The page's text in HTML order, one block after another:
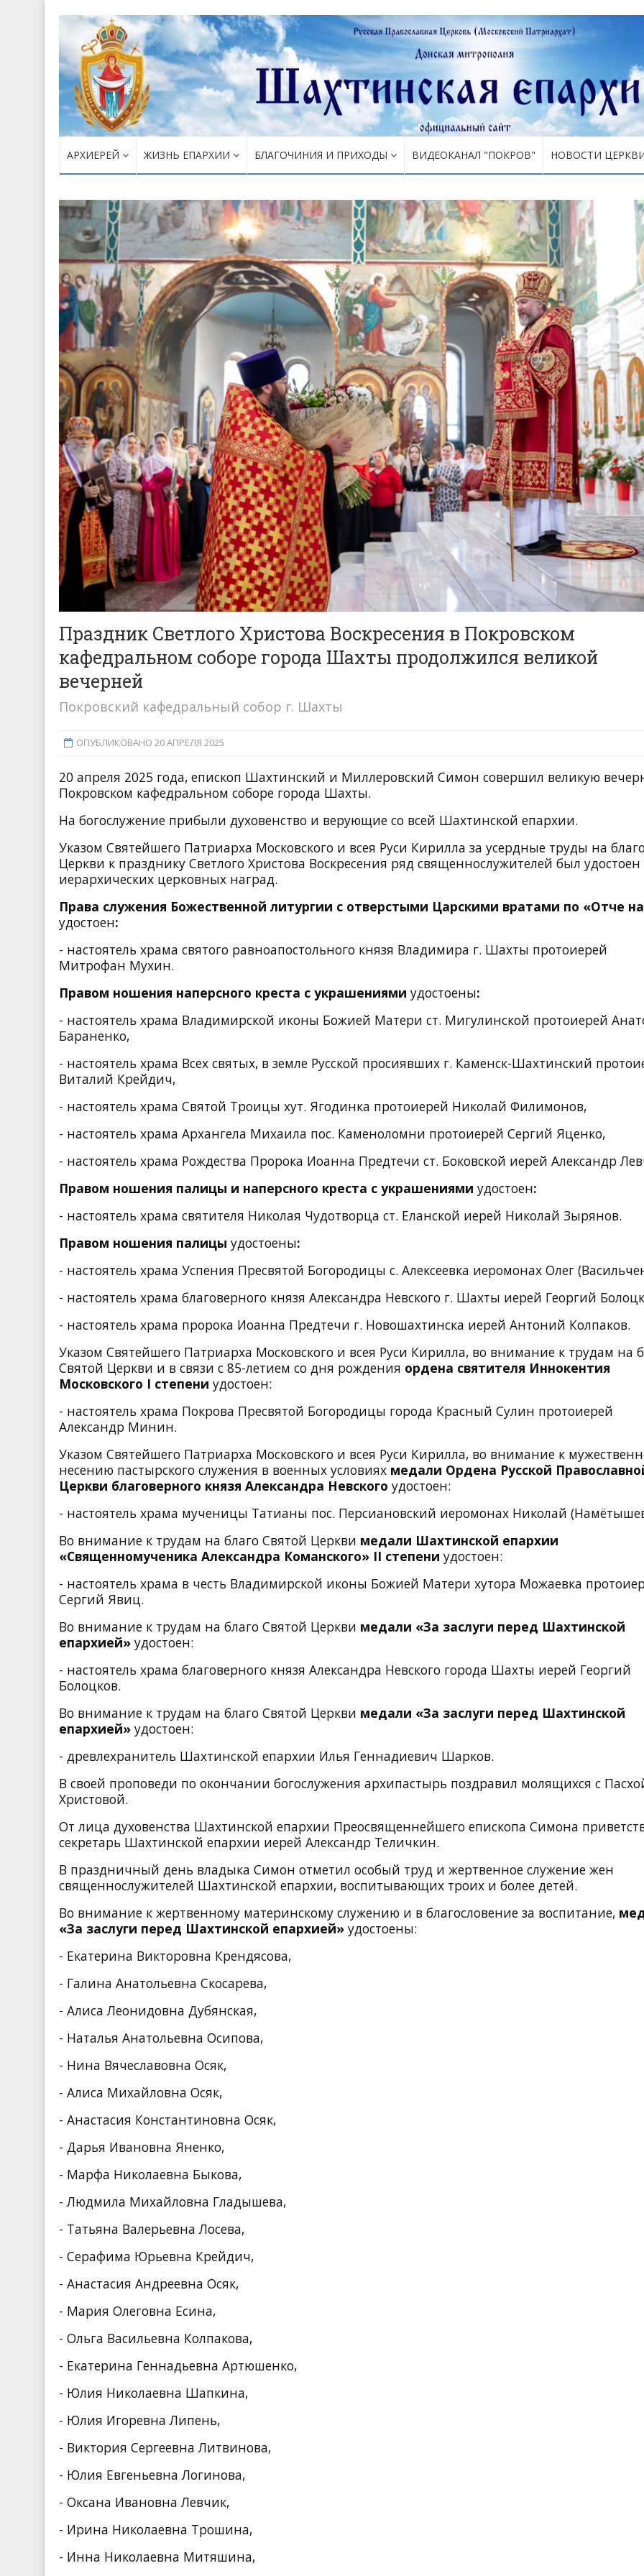
АРХИЕРЕЙ ЖИЗНЬ ЕПАРХИИ БЛАГОЧИНИЯ И ПРИХОДЫ ВИДЕОКАНАЛ "ПОКРОВ" НОВОСТИ
Праздник Светлого Христова Воскресения в Покровском
кафедральном соборе города Шахты продолжился великой
вечерней
Покровский кафедральный собор г. Шахты
ОПУБЛИКОВАНО 20 АПРЕЛЯ 2025
20 апреля 2025 года, епископ Шахтинский и Миллеровский Симон совершил великую
Покровском кафедральном соборе города Шахты.
На богослужение прибыли духовенство и верующие со всей Шахтинской епархии.
Указом Святейшего Патриарха Московского и всея Руси Кирилла за усердные труды на благо
Церкви к празднику Светлого Христова Воскресения ряд священнослужителей был удостоен
иерархических церковных наград.
Права служения Божественной литургии с отверстыми Царскими вратами по «Отче
удостоен:
- настоятель храма святого равноапостольного князя Владимира г. Шахты протоиерей
Митрофан Мухин.
Правом ношения наперсного креста с украшениями удостоены:
- настоятель храма Владимирской иконы Божией Матери ст. Мигулинской протоиерей
Бараненко,
- настоятель храма Всех святых, в земле Русской просиявших г. Каменск-Шахтинский
Виталий Крейдич,
- настоятель храма Святой Троицы хут. Ягодинка протоиерей Николай Филимонов,
- настоятель храма Архангела Михаила пос. Каменоломни протоиерей Сергий Яценко,
- настоятель храма Рождества Пророка Иоанна Предтечи ст. Боковской иерей Александр
Правом ношения палицы и наперсного креста с украшениями удостоен:
- настоятель храма святителя Николая Чудотворца ст. Еланской иерей Николай Зырянов.
Правом ношения палицы удостоены:
- настоятель храма Успения Пресвятой Богородицы с. Алексеевка иеромонах Олег
- настоятель храма благоверного князя Александра Невского г. Шахты иерей Георгий
- настоятель храма пророка Иоанна Предтечи г. Новошахтинска иерей Антоний Колпаков.
Указом Святейшего Патриарха Московского и всея Руси Кирилла, во внимание к трудам на
Святой Церкви и в связи с 85-летием со дня рождения ордена святителя Иннокентия
Московского I степени удостоен:
- настоятель храма Покрова Пресвятой Богородицы города Красный Сулин протоиерей
Александр Минин.
Указом Святейшего Патриарха Московского и всея Руси Кирилла, во внимание к
несению пастырского служения в военных условиях медали Ордена Русской
Церкви благоверного князя Александра Невского удостоен:
- настоятель храма мученицы Татианы пос. Персиановский иеромонах Николай
Во внимание к трудам на благо Святой Церкви медали Шахтинской епархии
«Священномученика Александра Команского» II степени удостоен:
- настоятель храма в честь Владимирской иконы Божией Матери хутора Можаевка
Сергий Явиц.
Во внимание к трудам на благо Святой Церкви медали «За заслуги перед Шахтинской
епархией» удостоен:
- настоятель храма благоверного князя Александра Невского города Шахты иерей Георгий
Болоцков.
Во внимание к трудам на благо Святой Церкви медали «За заслуги перед Шахтинской
епархией» удостоен:
- древлехранитель Шахтинской епархии Илья Геннадиевич Шарков.
В своей проповеди по окончании богослужения архипастырь поздравил молящихся с
Христовой.
От лица духовенства Шахтинской епархии Преосвященнейшего епископа Симона
секретарь Шахтинской епархии иерей Александр Теличкин.
В праздничный день владыка Симон отметил особый труд и жертвенное служение жен
священнослужителей Шахтинской епархии, воспитывающих троих и более детей.
Во внимание к жертвенному материнскому служению и в благословение за воспитание,
«За заслуги перед Шахтинской епархией» удостоены:
- Екатерина Викторовна Крендясова,
- Галина Анатольевна Скосарева,
- Алиса Леонидовна Дубянская,
- Наталья Анатольевна Осипова,
- Нина Вячеславовна Осяк,
- Алиса Михайловна Осяк,
- Анастасия Константиновна Осяк,
- Дарья Ивановна Яненко,
- Марфа Николаевна Быкова,
- Людмила Михайловна Гладышева,
- Татьяна Валерьевна Лосева,
- Серафима Юрьевна Крейдич,
- Анастасия Андреевна Осяк,
- Мария Олеговна Есина,
- Ольга Васильевна Колпакова,
- Екатерина Геннадьевна Артюшенко,
- Юлия Николаевна Шапкина,
- Юлия Игоревна Липень,
- Виктория Сергеевна Литвинова,
- Юлия Евгеньевна Логинова,
- Оксана Ивановна Левчик,
- Ирина Николаевна Трошина,
- Инна Николаевна Митяшина,